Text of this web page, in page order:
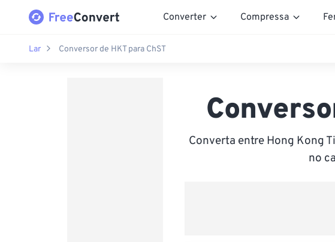
Converter Compressa
Lar Conversor de HKT para ChST
Converta entre Hong Kong
no